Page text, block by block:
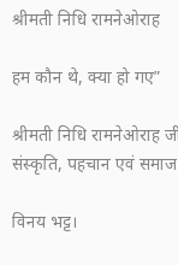
श्रीमती निधि रामनेओराह
हम कौन थे, क्या हो गए”
श्रीमती निधि रामनेओराह
संस्कृति, पहचान एवं समाज
विनय भट्ट।